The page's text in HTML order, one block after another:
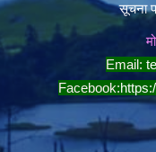
सूचना
Email:
Facebook: